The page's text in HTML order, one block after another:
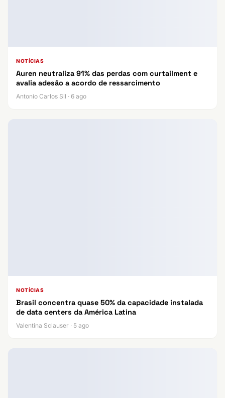
NOTÍCIAS
Auren neutraliza 91% das perdas com curtailment e
avalia adesão a acordo de ressarcimento
Antonio Carlos Sil · 6 ago
NOTÍCIAS
Brasil concentra quase 50% da capacidade instalada
de data centers da América Latina
Valentina Sclauser · 5 ago